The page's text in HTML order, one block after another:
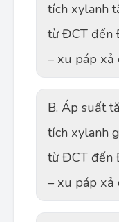
tích xylanh
từ ĐCT đến
– xu páp xả
B. Áp suất
tích xylanh
từ ĐCT đến
– xu páp xả